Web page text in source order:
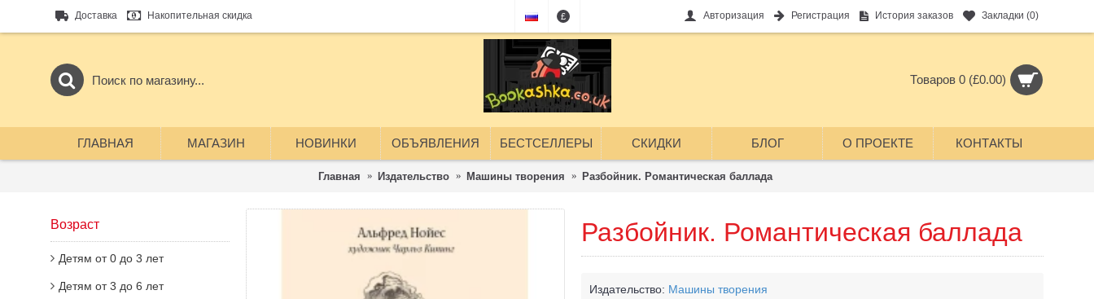
Доставка Накопительная скидка £ Авторизация Регистрация История заказов Закладки (0)
Товаров 0 (£0.00)
ГЛАВНАЯ МАГАЗИН НОВИНКИ ОБЪЯВЛЕНИЯ БЕСТСЕЛЛЕРЫ СКИДКИ БЛОГ О ПРОЕКТЕ КОНТАКТЫ
Главная Издательство Машины творения Разбойник. Романтическая баллада
Возраст
Детям от 0 до 3 лет
Детям от 3 до 6 лет
Разбойник. Романтическая баллада
Издательство: Машины творения